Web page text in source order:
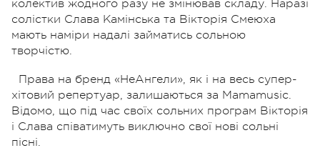
колектив жодного разу не змінював складу. Наразі
солістки Слава Камінська та Вікторія Смеюха
мають наміри надалі займатись сольною
творчістю.
Права на бренд «НеАнгели», як і на весь супер-
хітовий репертуар, залишаються за Mamamusic.
Відомо, що під час своїх сольних програм Вікторія
і Слава співатимуть виключно свої нові сольні
пісні.